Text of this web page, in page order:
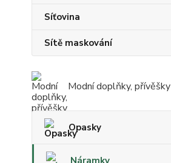
Síťovina
Sítě maskování
Modní doplňky, přívěšky
Opasky
Náramky